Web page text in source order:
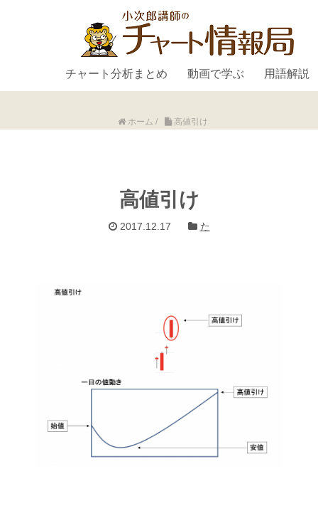
チャート分析まとめ 動画で学ぶ 用語解説
ホーム / 高値引け
高値引け
2017.12.17 た